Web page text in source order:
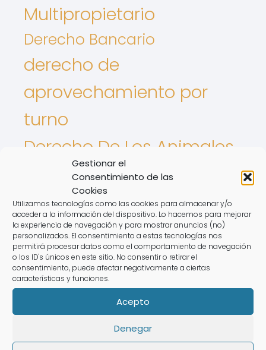
Gestionar el
Consentimiento de las
Cookies
Utilizamos tecnologías como las cookies para almacenar y/o
acceder a la información del dispositivo. Lo hacemos para mejorar
la experiencia de navegación y para mostrar anuncios (no)
personalizados. El consentimiento a estas tecnologías nos
permitirá procesar datos como el comportamiento de navegación
o los ID's únicos en este sitio. No consentir o retirar el
consentimiento, puede afectar negativamente a ciertas
características y funciones.
Acepto
Denegar
Multipropietario
Derecho Bancario
derecho de
aprovechamiento por
turno
Derecho De Los Animales
Intereses De tarjetas
Nulidad de contrato
registro de la propiedad
RevolvingSemana flotante
Rate this post
Puede que te interese:
Defensor Del Multipropietario En